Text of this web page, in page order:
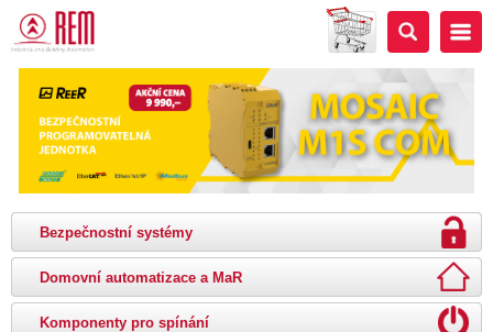
Bezpečnostní systémy
Domovní automatizace a MaR
Komponenty pro spínání